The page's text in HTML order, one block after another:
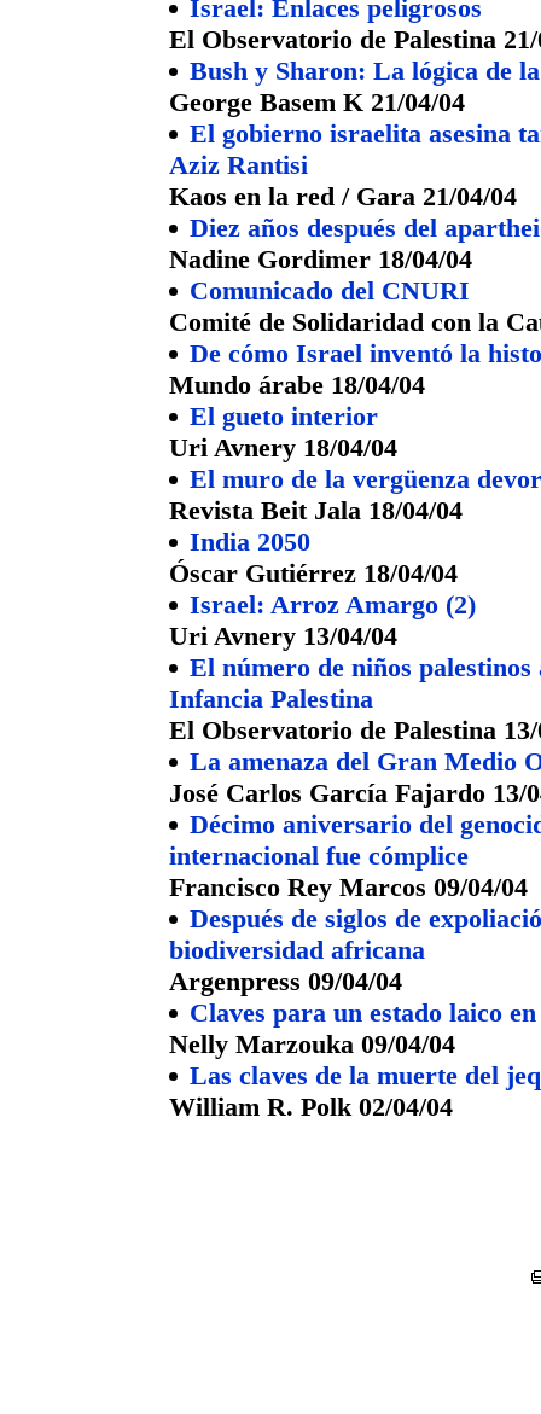
Israel: Enlaces peligrosos
El Observatorio de Palestina 21/
Bush y Sharon: La lógica de
George Basem K 21/04/04
El gobierno israelita asesina
Aziz Rantisi
Kaos en la red / Gara 21/04/04
Diez años después del
Nadine Gordimer 18/04/04
Comunicado del CNURI
Comité de Solidaridad con la
De cómo Israel inventó la
Mundo árabe 18/04/04
El gueto interior
Uri Avnery 18/04/04
El muro de la vergüenza
Revista Beit Jala 18/04/04
India 2050
Óscar Gutiérrez 18/04/04
Israel: Arroz Amargo (2)
Uri Avnery 13/04/04
El número de niños palestinos
Infancia Palestina
El Observatorio de Palestina 13/
La amenaza del Gran Medio
José Carlos García Fajardo 13/
Décimo aniversario del
internacional fue cómplice
Francisco Rey Marcos 09/04/04
Después de siglos de
biodiversidad africana
Argenpress 09/04/04
Claves para un estado laico
Nelly Marzouka 09/04/04
Las claves de la muerte del
William R. Polk 02/04/04